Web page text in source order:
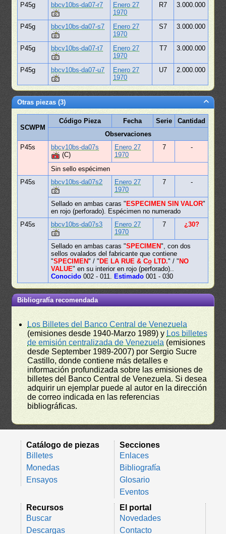
P45g bbcv10bs-da07-r7
Enero 27
1970
R7 3.000.000
P45g bbcv10bs-da07-s7
Enero 27
1970
S7 3.000.000
P45g bbcv10bs-da07-t7
Enero 27
1970
T7 3.000.000
P45g bbcv10bs-da07-u7
Enero 27
1970
U7 2.000.000
Otras piezas (3)
SCWPM
Código Pieza Fecha Serie
Cantidad
Observaciones
P45s
bbcv10bs-da07s
(C)
Enero 27
1970
7 -
Sin sello espécimen
P45s
bbcv10bs-da07s2
Enero 27
1970
7 -
Sellado en ambas caras "ESPECIMEN SIN VALOR"
en rojo (perforado). Espécimen no numerado
P45s
bbcv10bs-da07s3
Enero 27
1970
7 ¿30?
Sellado en ambas caras "SPECIMEN", con dos
sellos ovalados del fabricante que contiene
"SPECIMEN" / "DE LA RUE & Co̲ LTD." / "NO
VALUE" en su interior en rojo (perforado)..
Conocido 002 - 011.Estimado 001 - 030
Bibliografía recomendada
Los Billetes del Banco Central de Venezuela
(emisiones desde 1940-Marzo 1989) y Los billetes
de emisión centralizada de Venezuela (emisiones
desde September 1989-2007) por Sergio Sucre
Castillo, donde contiene más detalles e
información profundizada sobre las emisiones de
billetes del Banco Central de Venezuela. Si desea
adquirir un ejemplar puede al autor en la dirección
de correo indicada en las referencias
bibliográficas.
Catálogo de piezas
Billetes
Monedas
Ensayos
Secciones
Enlaces
Bibliografía
Glosario
Eventos
Recursos
Buscar
Descargas
El portal
Novedades
Contacto